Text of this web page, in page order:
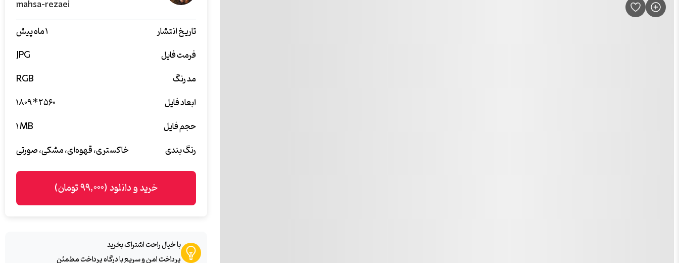
mahsa-rezaei
تاریخ انتشار
۱ ماه پیش
فرمت فایل
JPG
مد رنگ
RGB
ابعاد فایل
۱۸۰۹ * ۲۵۶۰
حجم فایل
۱ MB
رنگ بندی
خاکستری، قهوه‌ای، مشکی، صورتی
خرید و دانلود (۹۹,۰۰۰ تومان)
با خیال راحت اشتراک بخرید
پرداخت امن و سریع با درگاه پرداخت مطمئن